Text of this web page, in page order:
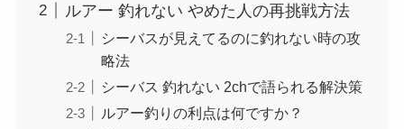
ルアー 釣れない やめた人の再挑戦方法
シーバスが見えてるのに釣れない時の攻
略法
シーバス 釣れない 2chで語られる解決策
ルアー釣りの利点は何ですか？